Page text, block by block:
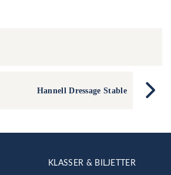
Hannell Dressage Stable
KLASSER & BILJETTER